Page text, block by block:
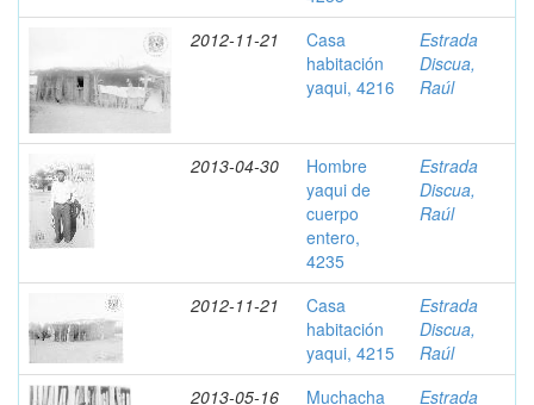
2012-11-21
Casa
habitación
yaqui, 4216
Estrada
Discua,
Raúl
2013-04-30
Hombre
yaqui de
cuerpo
entero,
4235
Estrada
Discua,
Raúl
2012-11-21
Casa
habitación
yaqui, 4215
Estrada
Discua,
Raúl
2013-05-16
Muchacha
Estrada